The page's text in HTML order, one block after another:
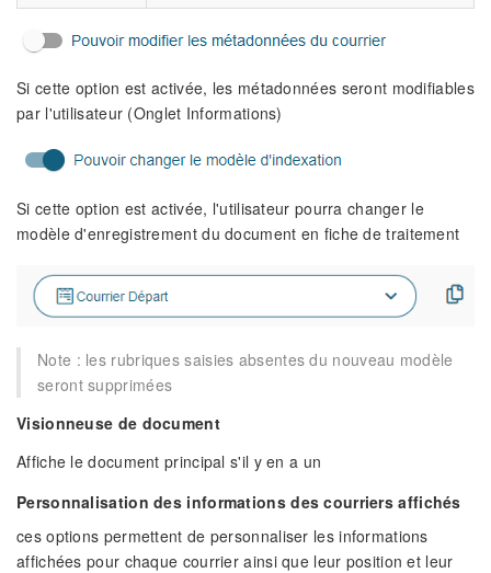
Si cette option est activée, les métadonnées seront modifiables
par l'utilisateur (Onglet Informations)
Si cette option est activée, l'utilisateur pourra changer le
modèle d'enregistrement du document en fiche de traitement
Note : les rubriques saisies absentes du nouveau modèle
seront supprimées
Visionneuse de document
Affiche le document principal s'il y en a un
Personnalisation des informations des courriers affichés
ces options permettent de personnaliser les informations
affichées pour chaque courrier ainsi que leur position et leur